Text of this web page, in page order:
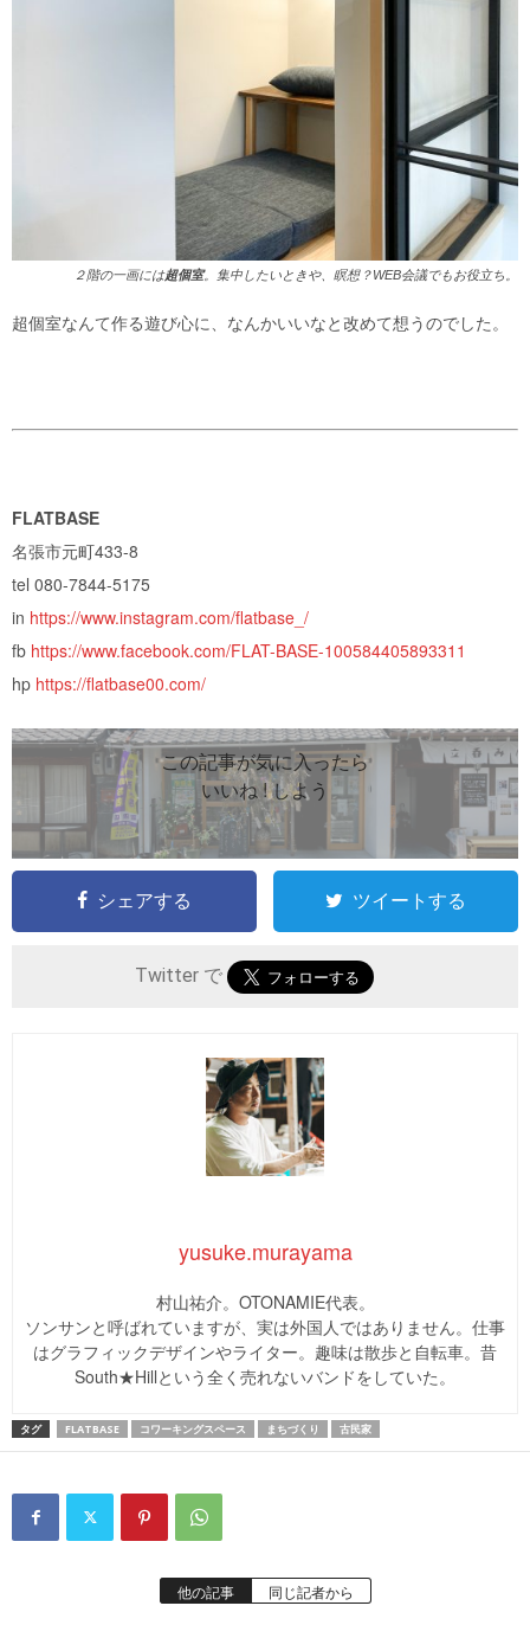
２階の一画には超個室。集中したいときや、瞑想？WEB会議でもお役立ち。
超個室なんて作る遊び心に、なんかいいなと改めて想うのでした。
FLATBASE
名張市元町433-8
tel 080-7844-5175
in https://www.instagram.com/flatbase_/
fb https://www.facebook.com/FLAT-BASE-100584405893311
hp https://flatbase00.com/
この記事が気に入ったら
いいね ! しよう
シェアする ツイートする
Twitter で
yusuke.murayama
村山祐介。OTONAMIE代表。
ソンサンと呼ばれていますが、実は外国人ではありません。仕事
はグラフィックデザインやライター。趣味は散歩と自転車。昔
South★Hillという全く売れないバンドをしていた。
タグ FLATBASE コワーキングスペース まちづくり 古民家
他の記事 同じ記者から